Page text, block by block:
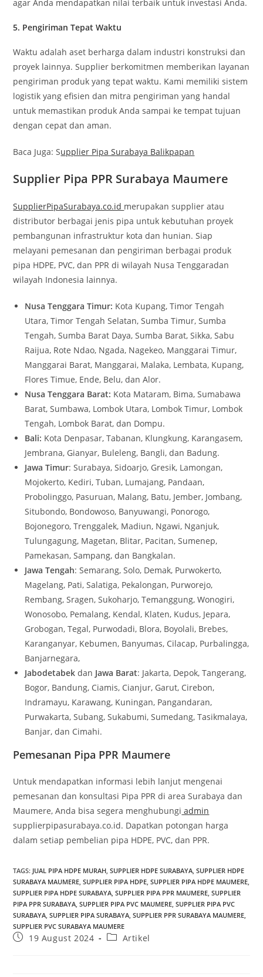
agar Anda mendapatkan nilai terbaik untuk investasi Anda.
5. Pengiriman Tepat Waktu
Waktu adalah aset berharga dalam industri konstruksi dan
proyek lainnya. Supplier berkomitmen memberikan layanan
pengiriman produk yang tepat waktu. Kami memiliki sistem
logistik yang efisien dan mitra pengiriman yang handal
untuk memastikan produk Anda sampai ke tempat tujuan
dengan cepat dan aman.
Baca Juga: Supplier Pipa Surabaya Balikpapan
Supplier Pipa PPR Surabaya Maumere
SupplierPipaSurabaya.co.id merupakan supplier atau
distributor berbagai jenis pipa untuk kebutuhan proyek
pembangunan infrastruktur kota dan hunian. Siap
melayani pemesanan dan pengiriman berbagai produk
pipa HDPE, PVC, dan PPR di wilayah Nusa Tenggaradan
wilayah Indonesia lainnya.
Nusa Tenggara Timur: Kota Kupang, Timor Tengah
Utara, Timor Tengah Selatan, Sumba Timur, Sumba
Tengah, Sumba Barat Daya, Sumba Barat, Sikka, Sabu
Raijua, Rote Ndao, Ngada, Nagekeo, Manggarai Timur,
Manggarai Barat, Manggarai, Malaka, Lembata, Kupang,
Flores Timue, Ende, Belu, dan Alor.
Nusa Tenggara Barat: Kota Mataram, Bima, Sumabawa
Barat, Sumbawa, Lombok Utara, Lombok Timur, Lombok
Tengah, Lombok Barat, dan Dompu.
Bali: Kota Denpasar, Tabanan, Klungkung, Karangasem,
Jembrana, Gianyar, Buleleng, Bangli, dan Badung.
Jawa Timur: Surabaya, Sidoarjo, Gresik, Lamongan,
Mojokerto, Kediri, Tuban, Lumajang, Pandaan,
Probolinggo, Pasuruan, Malang, Batu, Jember, Jombang,
Situbondo, Bondowoso, Banyuwangi, Ponorogo,
Bojonegoro, Trenggalek, Madiun, Ngawi, Nganjuk,
Tulungagung, Magetan, Blitar, Pacitan, Sumenep,
Pamekasan, Sampang, dan Bangkalan.
Jawa Tengah: Semarang, Solo, Demak, Purwokerto,
Magelang, Pati, Salatiga, Pekalongan, Purworejo,
Rembang, Sragen, Sukoharjo, Temanggung, Wonogiri,
Wonosobo, Pemalang, Kendal, Klaten, Kudus, Jepara,
Grobogan, Tegal, Purwodadi, Blora, Boyolali, Brebes,
Karanganyar, Kebumen, Banyumas, Cilacap, Purbalingga,
Banjarnegara,
Jabodetabek dan Jawa Barat: Jakarta, Depok, Tangerang,
Bogor, Bandung, Ciamis, Cianjur, Garut, Cirebon,
Indramayu, Karawang, Kuningan, Pangandaran,
Purwakarta, Subang, Sukabumi, Sumedang, Tasikmalaya,
Banjar, dan Cimahi.
Pemesanan Pipa PPR Maumere
Untuk mendapatkan informasi lebih lanjut mengenai
pemesanan dan konsultasi Pipa PPR di area Surabaya dan
Maumere, Anda bisa segera menghubungi admin
supplierpipasurabaya.co.id. Dapatkan potongan harga
dalam setiap pembelian pipa HDPE, PVC, dan PPR.
TAGS: JUAL PIPA HDPE MURAH, SUPPLIER HDPE SURABAYA, SUPPLIER HDPE
SURABAYA MAUMERE, SUPPLIER PIPA HDPE, SUPPLIER PIPA HDPE MAUMERE,
SUPPLIER PIPA HDPE SURABAYA, SUPPLIER PIPA PPR MAUMERE, SUPPLIER
PIPA PPR SURABAYA, SUPPLIER PIPA PVC MAUMERE, SUPPLIER PIPA PVC
SURABAYA, SUPPLIER PIPA SURABAYA, SUPPLIER PPR SURABAYA MAUMERE,
SUPPLIER PVC SURABAYA MAUMERE
19 August 2024 Artikel